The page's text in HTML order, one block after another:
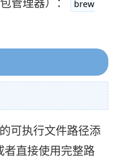
brew
可执行文件路径添
者直接使用完整路